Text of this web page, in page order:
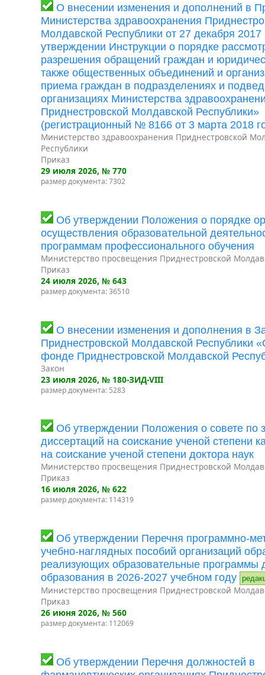
О внесении изменения и дополнений в
Министерства здравоохранения
Молдавской Республики от 27 декабря
утверждении Инструкции о порядке
разрешения обращений граждан и
также общественных объединений и
приема граждан в подразделениях и
организациях Министерства
Приднестровской Молдавской Республики»
(регистрационный № 8166 от 3 марта 2018
Министерство здравоохранения Приднестровской
Республики
Приказ
29 июля 2026, № 770
размер документа: 7302
Об утверждении Положения о порядке
осуществления образовательной
программам профессионального обучения
Министерство просвещения Приднестровской
Приказ
24 июля 2026, № 643
размер документа: 36510
О внесении изменения и дополнения в
Приднестровской Молдавской Республики
фонде Приднестровской Молдавской
Закон
23 июля 2026, № 180-ЗИД-VIII
размер документа: 5283
Об утверждении Положения о совете по
диссертаций на соискание ученой степени
на соискание ученой степени доктора наук
Министерство просвещения Приднестровской
Приказ
16 июля 2026, № 622
размер документа: 114319
Об утверждении Перечня программно-
учебно-наглядных пособий организаций
реализующих образовательные программы
образования в 2026-2027 учебном году
Министерство просвещения Приднестровской
Приказ
26 июня 2026, № 560
размер документа: 112069
Об утверждении Перечня должностей в